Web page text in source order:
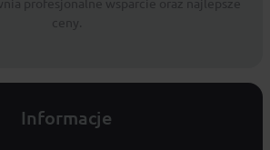
Informacje